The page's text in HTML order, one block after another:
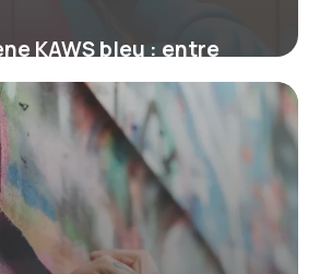
KAWS bleu : entre
collection exclusive